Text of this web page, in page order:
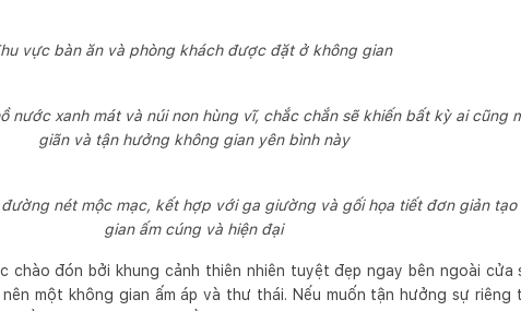
vực bàn ăn và phòng khách được đặt ở không gian
nước xanh mát và núi non hùng vĩ, chắc chắn sẽ khiến bất kỳ ai cũng
giãn và tận hưởng không gian yên bình này
nét mộc mạc, kết hợp với ga giường và gối họa tiết đơn giản tạo
gian ấm cúng và hiện đại
chào đón bởi khung cảnh thiên nhiên tuyệt đẹp ngay bên ngoài cửa
một không gian ấm áp và thư thái. Nếu muốn tận hưởng sự riêng